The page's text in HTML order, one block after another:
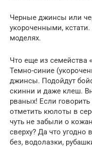
Черные джинсы или
укороченными,
моделях.
Что еще из семейства
Темно-синие
джинсы. Подойдут
скинни и даже клеш.
рваных! Если
отметить кюлоты в
чуть не забыли о
сверху? Да что
без, водолазки,